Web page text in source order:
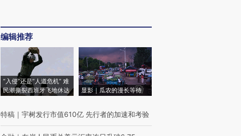
编辑推荐
“入侵”还是“人道危机” 难
民潮撕裂西班牙飞地休达
显影｜瓜农的漫长等待
特稿 ｜ 宇树发行市值610亿 先行者的加速和考验